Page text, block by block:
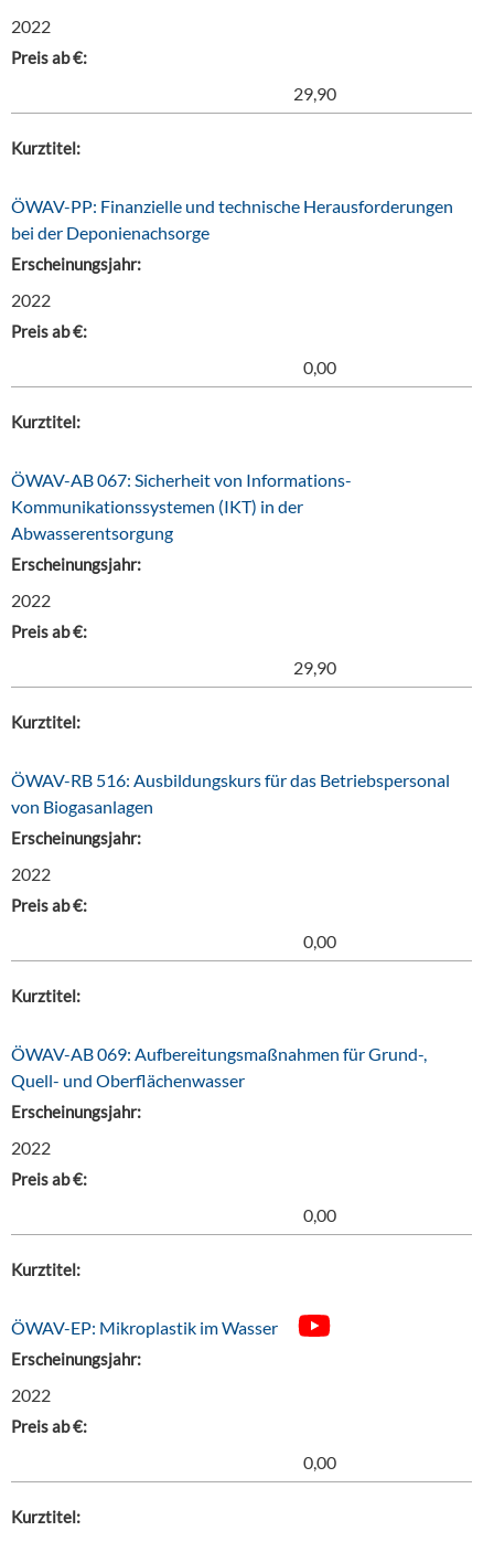
2022
Preis ab €:
29,90
Kurztitel:
ÖWAV-PP: Finanzielle und technische Herausforderungen
bei der Deponienachsorge
Erscheinungsjahr:
2022
Preis ab €:
0,00
Kurztitel:
ÖWAV-AB 067: Sicherheit von Informations-
Kommunikationssystemen (IKT) in der
Abwasserentsorgung
Erscheinungsjahr:
2022
Preis ab €:
29,90
Kurztitel:
ÖWAV-RB 516: Ausbildungskurs für das Betriebspersonal
von Biogasanlagen
Erscheinungsjahr:
2022
Preis ab €:
0,00
Kurztitel:
ÖWAV-AB 069: Aufbereitungsmaßnahmen für Grund-,
Quell- und Oberflächenwasser
Erscheinungsjahr:
2022
Preis ab €:
0,00
Kurztitel:
ÖWAV-EP: Mikroplastik im Wasser
Erscheinungsjahr:
2022
Preis ab €:
0,00
Kurztitel: